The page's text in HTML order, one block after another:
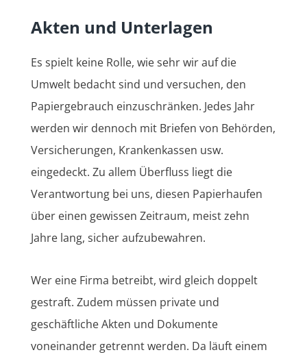
Akten und Unterlagen
Es spielt keine Rolle, wie sehr wir auf die
Umwelt bedacht sind und versuchen, den
Papiergebrauch einzuschränken. Jedes Jahr
werden wir dennoch mit Briefen von Behörden,
Versicherungen, Krankenkassen usw.
eingedeckt. Zu allem Überfluss liegt die
Verantwortung bei uns, diesen Papierhaufen
über einen gewissen Zeitraum, meist zehn
Jahre lang, sicher aufzubewahren.
Wer eine Firma betreibt, wird gleich doppelt
gestraft. Zudem müssen private und
geschäftliche Akten und Dokumente
voneinander getrennt werden. Da läuft einem